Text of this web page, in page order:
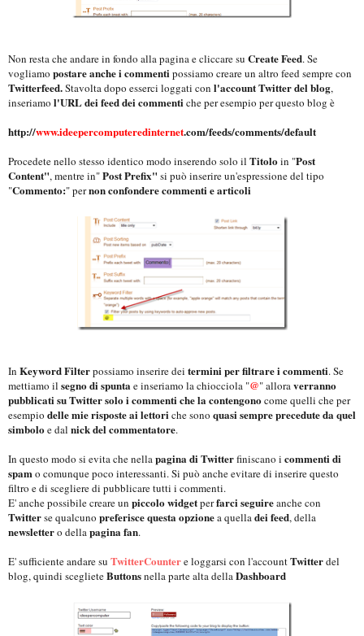
Non resta che andare in fondo alla pagina e cliccare su Create Feed. Se
vogliamo postare anche i commentipossiamo creare un altro feed sempre con
Twitterfeed.Stavolta dopo esserci loggati con l'account Twitter del blog,
inseriamo l'URL dei feed dei commentiche per esempio per questo blog è
http://www.ideepercomputeredinternet.com/feeds/comments/default
Procedete nello stesso identico modo inserendo solo il Titolo in "Post
Content", mentre in"Post Prefix" si può inserire un'espressione del tipo
"Commento:" pernon confondere commenti e articoli
In Keyword Filterpossiamo inserire dei termini per filtrare i commenti. Se
mettiamo il segno di spuntae inseriamo la chiocciola "@" alloraverranno
pubblicati su Twitter solo i commenti che la contengono come quelli che per
esempio delle mie risposte ai lettoriche sono quasi sempre precedute da quel
simbolo e dal nick del commentatore.
In questo modo si evita che nellapagina di Twitterfiniscano i commenti di
spamo comunque poco interessanti. Si può anche evitare di inserire questo
filtro e di scegliere di pubblicare tutti i commenti.
E' anche possibile creare un piccolo widgetperfarci seguireanche con
Twitterse qualcuno preferisce questa opzionea quelladei feed, della
newslettero dellapagina fan.
E' sufficiente andare su TwitterCountere loggarsi con l'accountTwitterdel
blog, quindi sceglieteButtonsnella parte alta dellaDashboard